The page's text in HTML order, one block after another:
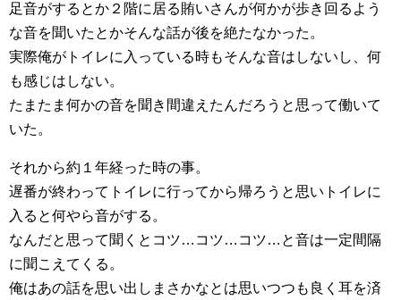
足音がするとか２階に居る賄いさんが何かが歩き回るよう
な音を聞いたとかそんな話が後を絶たなかった。
実際俺がトイレに入っている時もそんな音はしないし、何
も感じはしない。
たまたま何かの音を聞き間違えたんだろうと思って働いて
いた。
それから約１年経った時の事。
遅番が終わってトイレに行ってから帰ろうと思いトイレに
入ると何やら音がする。
なんだと思って聞くとコツ…コツ…コツ…と音は一定間隔
に聞こえてくる。
俺はあの話を思い出しまさかなとは思いつつも良く耳を済